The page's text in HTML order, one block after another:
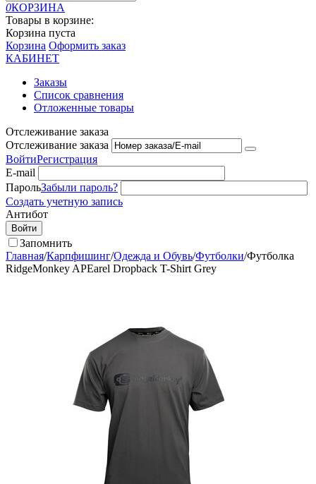
0КОРЗИНА
Товары в корзине:
Корзина пуста
Корзина Оформить заказ
КАБИНЕТ
Заказы
Список сравнения
Отложенные товары
Отслеживание заказа
Отслеживание заказа
ВойтиРегистрация
E-mail
ПарольЗабыли пароль?
Создать учетную запись
Антибот
Войти
Запомнить
Главная/Карпфишинг/Одежда и Обувь/Футболки/Футболка
RidgeMonkey APEarel Dropback T-Shirt Grey